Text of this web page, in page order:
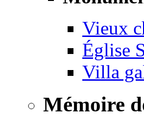
Vieux
Église
Villa
Mémoire